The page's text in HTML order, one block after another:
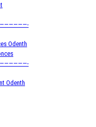
Odenth
Odenth